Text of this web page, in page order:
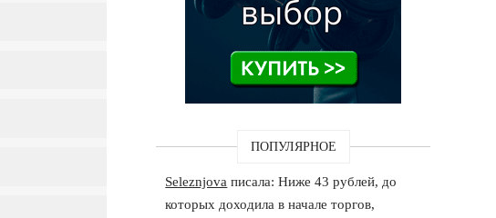
ПОПУЛЯРНОЕ
Seleznjova писала: Ниже 43 рублей, до
которых доходила в начале торгов,